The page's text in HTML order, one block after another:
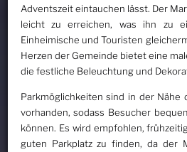
Adventszeit eintauchen lässt. Der
leicht zu erreichen, was ihn zu
Einheimische und Touristen
Herzen der Gemeinde bietet eine
die festliche Beleuchtung und
Parkmöglichkeiten sind in der Nähe
vorhanden, sodass Besucher
können. Es wird empfohlen,
guten Parkplatz zu finden, da der